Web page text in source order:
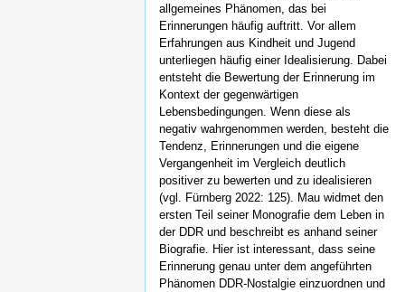
allgemeines Phänomen, das bei
Erinnerungen häufig auftritt. Vor allem
Erfahrungen aus Kindheit und Jugend
unterliegen häufig einer Idealisierung. Dabei
entsteht die Bewertung der Erinnerung im
Kontext der gegenwärtigen
Lebensbedingungen. Wenn diese als
negativ wahrgenommen werden, besteht die
Tendenz, Erinnerungen und die eigene
Vergangenheit im Vergleich deutlich
positiver zu bewerten und zu idealisieren
(vgl. Fürnberg 2022: 125). Mau widmet den
ersten Teil seiner Monografie dem Leben in
der DDR und beschreibt es anhand seiner
Biografie. Hier ist interessant, dass seine
Erinnerung genau unter dem angeführten
Phänomen DDR-Nostalgie einzuordnen und